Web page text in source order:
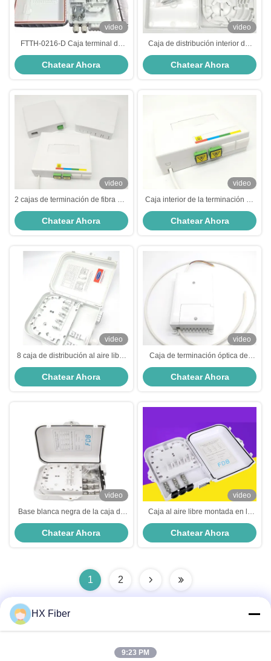
video
FTTH-0216-D Caja terminal de
cable de fibra óptica, conexión a
Internet muy rápida Caja de
recubrimiento conjunto de fibra
Chatear Ahora
video
Caja de distribución interior del
divisor de FTTH de la función que
empalma de la caja óptica de la
terminación de 86 placas
Chatear Ahora
video
2 cajas de terminación de fibra del
adaptador de la caja SC/APC de
la terminación de la fibra óptica de
Ftth del puerto
Chatear Ahora
video
Caja interior de la terminación de
la fibra del acceso de la caja
terminal 10 FTTH de la fibra óptica
de 2 puertos
Chatear Ahora
video
8 caja de distribución al aire libre
blanca de la fibra óptica de la
base de la PC 8 del pasillo de la
caja terminal de los puertos FTTH
Chatear Ahora
video
Caja de terminación óptica del
pasillo de la caja de distribución
de la fibra de 8 bases FTTH
Chatear Ahora
video
Base blanca negra de la caja de
distribución de fibra óptica del
OEM FTTX 8 con 1 divisor de 8
PLC
Chatear Ahora
video
Caja al aire libre montada en la
pared de la terminación de la fibra
de la caja terminal de fibra óptica
de la base de PC/ABS 8
Chatear Ahora
1 2
HX Fiber
9:23 PM